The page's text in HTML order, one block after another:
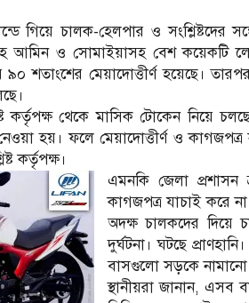
গিয়ে চালক-হেলপার ও সংশ্লিষ্টদের
আমিন ও সোমাইয়াসহ বেশ ক‌য়েক‌টি
শতাংশের মেয়াদোত্তীর্ণ হয়েছে।
কর্তৃপক্ষ‌ থে‌কে মা‌সিক টো‌কে‌ন নিয়ে
হয়। ফলে মেয়াদোত্তীর্ণ ও
কর্তৃপক্ষ।
এমনকি জেলা প্রশাস‌ন
কাগজপত্র যাচাই করে
অদক্ষ চালক‌দের দি‌য়ে
দুর্ঘটনা। ঘটছে
বাসগুলো সড়কে নামানো
স্থানীয়রা জানান,